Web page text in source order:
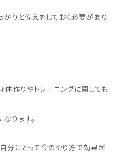
かりと備えをしておく必要があり
体作りやトレーニングに関しても
ります。
分にとって今のやり方で効果が